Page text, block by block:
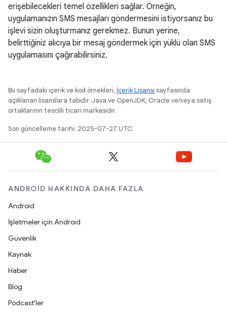
erişebilecekleri temel özellikleri sağlar. Örneğin,
uygulamanızın SMS mesajları göndermesini istiyorsanız bu
işlevi sizin oluşturmanız gerekmez. Bunun yerine,
belirttiğiniz alıcıya bir mesaj göndermek için yüklü olan SMS
uygulamasını çağırabilirsiniz.
Bu sayfadaki içerik ve kod örnekleri, İçerik Lisansı sayfasında
açıklanan lisanslara tabidir. Java ve OpenJDK, Oracle ve/veya satış
ortaklarının tescilli ticari markasıdır.
Son güncelleme tarihi: 2025-07-27 UTC.
ANDROID HAKKINDA DAHA FAZLA
Android
İşletmeler için Android
Güvenlik
Kaynak
Haber
Blog
Podcast'ler